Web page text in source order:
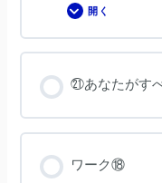
開く
ワ
ク
⑰
㉑あなたがす
ワーク⑱